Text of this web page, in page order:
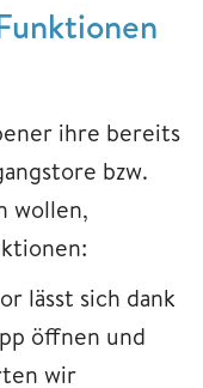
ihre bereits
bzw.
wollen,
lässt sich dank
öffnen und
wir